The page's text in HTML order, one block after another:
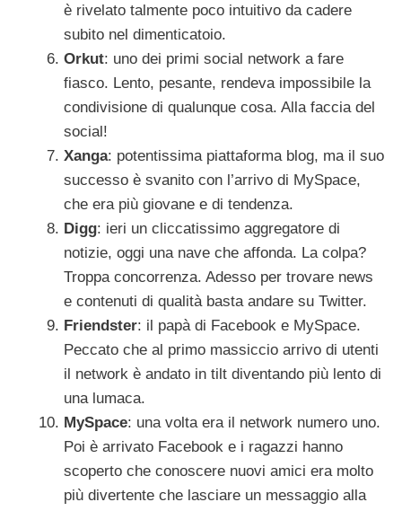
è rivelato talmente poco intuitivo da cadere
subito nel dimenticatoio.
Orkut: uno dei primi social network a fare
fiasco. Lento, pesante, rendeva impossibile la
condivisione di qualunque cosa. Alla faccia del
social!
Xanga: potentissima piattaforma blog, ma il suo
successo è svanito con l’arrivo di MySpace,
che era più giovane e di tendenza.
Digg: ieri un cliccatissimo aggregatore di
notizie, oggi una nave che affonda. La colpa?
Troppa concorrenza. Adesso per trovare news
e contenuti di qualità basta andare su Twitter.
Friendster: il papà di Facebook e MySpace.
Peccato che al primo massiccio arrivo di utenti
il network è andato in tilt diventando più lento di
una lumaca.
MySpace: una volta era il network numero uno.
Poi è arrivato Facebook e i ragazzi hanno
scoperto che conoscere nuovi amici era molto
più divertente che lasciare un messaggio alla